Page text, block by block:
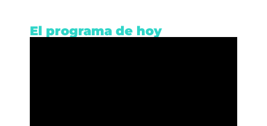
El programa de hoy